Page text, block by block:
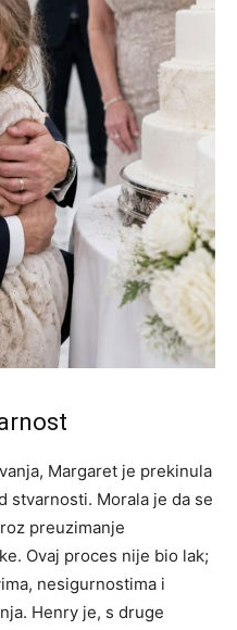
Margaret je prekinula
stvarnosti. Morala je da se
preuzimanje
Ovaj proces nije bio lak;
nesigurnostima i
Henry je, s druge